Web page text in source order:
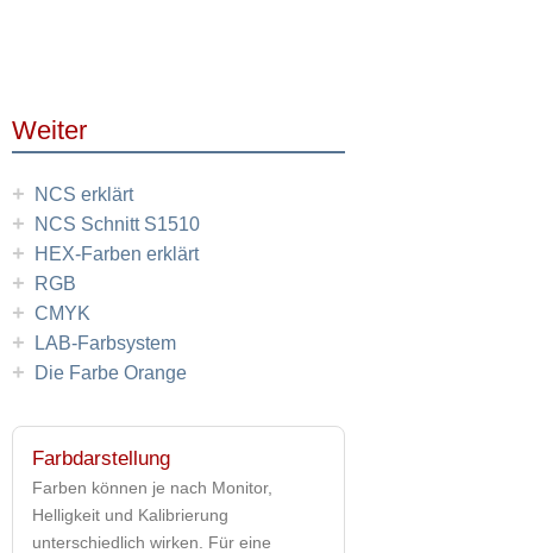
Weiter
+ NCS erklärt
+ NCS Schnitt S1510
+ HEX-Farben erklärt
+ RGB
+ CMYK
+ LAB-Farbsystem
+ Die Farbe Orange
Farbdarstellung
Farben können je nach Monitor,
Helligkeit und Kalibrierung
unterschiedlich wirken. Für eine